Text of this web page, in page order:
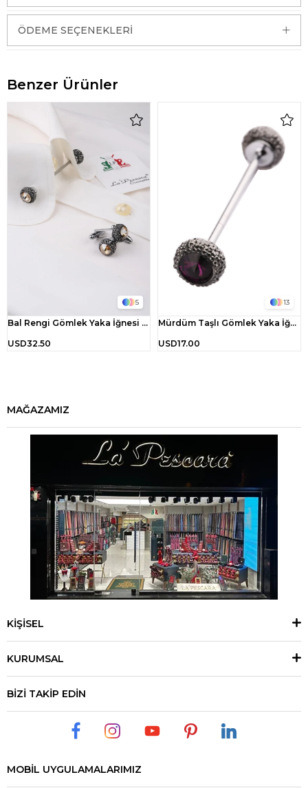
ÖDEME SEÇENEKLERI
Benzer Ürünler
5
Bal Rengi Gömlek Yaka İğnesi ve Kol Düğmesi CBC05
USD32.50
13
Mürdüm Taşlı Gömlek Yaka İğnesi GI122
USD17.00
MAĞAZAMIZ
KİŞİSEL
KURUMSAL
BİZİ TAKİP EDİN
MOBİL UYGULAMALARIMIZ